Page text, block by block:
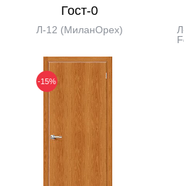
Гост-0
Л-12 (МиланОрех)
-15%